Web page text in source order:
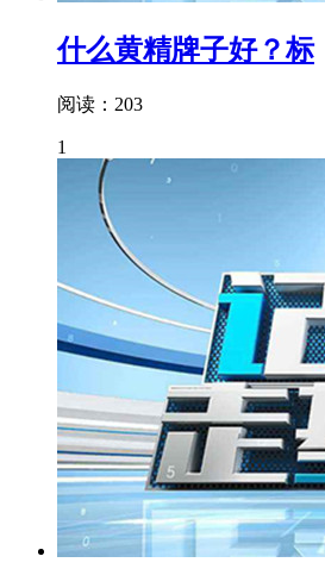
什么黄精牌子好？标
阅读：203
1